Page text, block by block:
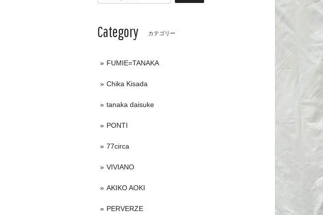
Category カテゴリー
FUMIE=TANAKA
Chika Kisada
tanaka daisuke
PONTI
77circa
VIVIANO
AKIKO AOKI
PERVERZE